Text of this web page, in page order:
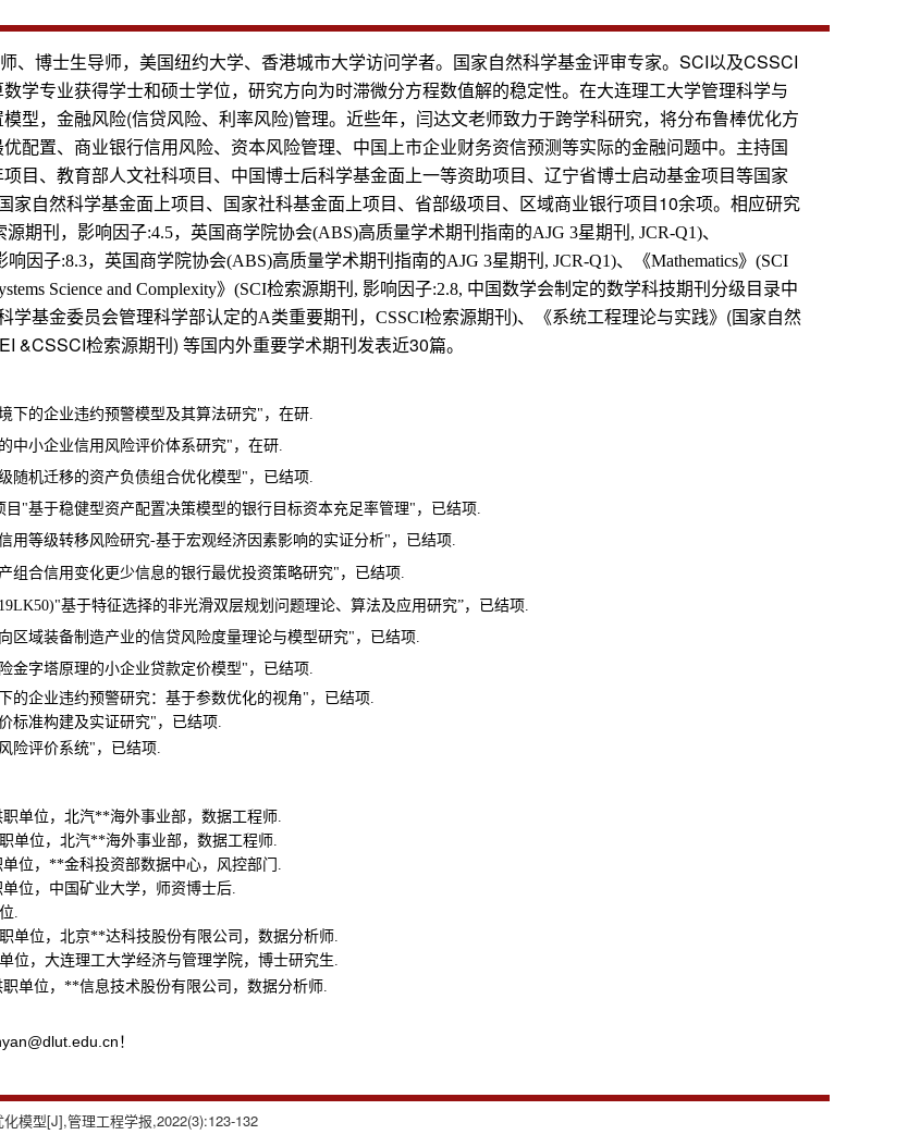
博士生导师，美国纽约大学、香港城市大学访问学者。国家自然科学基金评审专家。SCI以及CSSCI
学专业获得学士和硕士学位，研究方向为时滞微分方程数值解的稳定性。在大连理工大学管理科学与
型，金融风险(信贷风险、利率风险)管理。近些年，闫达文老师致力于跨学科研究，将分布鲁棒优化方
配置、商业银行信用风险、资本风险管理、中国上市企业财务资信预测等实际的金融问题中。主持国
目、教育部人文社科项目、中国博士后科学基金面上一等资助项目、辽宁省博士启动基金项目等国家
家自然科学基金面上项目、国家社科基金面上项目、省部级项目、区域商业银行项目10余项。相应研究
源期刊，影响因子:4.5，英国商学院协会(ABS)高质量学术期刊指南的AJG 3星期刊, JCR-Q1)、
响因子:8.3，英国商学院协会(ABS)高质量学术期刊指南的AJG 3星期刊, JCR-Q1)、《Mathematics》 (SCI
Science and Complexity》 (SCI检索源期刊, 影响因子:2.8, 中国数学会制定的数学科技期刊分级目录中
学基金委员会管理科学部认定的A类重要期刊 ， CSSCI检索源期刊)、《系统工程理论与实践》 (国家自然
&CSSCI检索源期刊) 等国内外重要学术期刊发表近30篇。
下的企业违约预警模型及其算法研究"，在研.
中小企业信用风险评价体系研究"， 在研.
随机迁移的资产负债组合优化模型"，已结项.
目"基于稳健型资产配置决策模型的银行目标资本充足率管理" ，已结项.
用等级转移风险研究-基于宏观经济因素影响的实证分析"，
已结项.
组合信用变化更少信息的银行最优投资策略研究"，
已结项.
基于特征选择的非光滑双层规划问题理论、算法及应用研究”，已结项.
区域装备制造产业的信贷风险度量理论与模型研究" ，已结项.
金字塔原理的小企业贷款定价模型"，
已结项.
的企业违约预警研究：基于参数优化的视角" ，已结项.
标准构建及实证研究"，
已结项.
险评价系统"， 已结项.
单位，北汽**海外事业部，数据工程师.
单位，北汽**海外事业部，数据工程师.
位，**金科投资部数据中心，风控部门.
位，中国矿业大学，师资博士后.
.
单位，北京**达科技股份有限公司，数据分析师.
位，大连理工大学经济与管理学院，博士研究生.
单位，**信息技术股份有限公司，数据分析师.
！
模型[J],管理工程学报,2022(3):123-132